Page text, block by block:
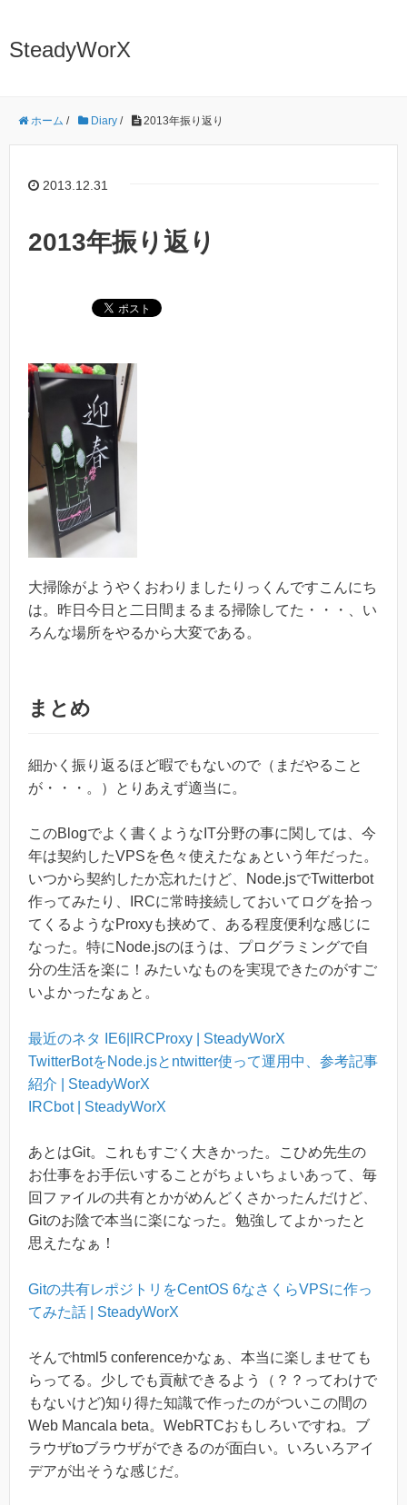
SteadyWorX
ホーム / Diary / 2013年振り返り
2013.12.31
2013年振り返り
大掃除がようやくおわりましたりっくんですこんにち
は。昨日今日と二日間まるまる掃除してた・・・、い
ろんな場所をやるから大変である。
まとめ
細かく振り返るほど暇でもないので（まだやること
が・・・。）とりあえず適当に。
このBlogでよく書くようなIT分野の事に関しては、今
年は契約したVPSを色々使えたなぁという年だった。
いつから契約したか忘れたけど、Node.jsでTwitterbot
作ってみたり、IRCに常時接続しておいてログを拾っ
てくるようなProxyも挟めて、ある程度便利な感じに
なった。特にNode.jsのほうは、プログラミングで自
分の生活を楽に！みたいなものを実現できたのがすご
いよかったなぁと。
最近のネタ IE6|IRCProxy | SteadyWorX
TwitterBotをNode.jsとntwitter使って運用中、参考記事
紹介 | SteadyWorX
IRCbot | SteadyWorX
あとはGit。これもすごく大きかった。こひめ先生の
お仕事をお手伝いすることがちょいちょいあって、毎
回ファイルの共有とかがめんどくさかったんだけど、
Gitのお陰で本当に楽になった。勉強してよかったと
思えたなぁ！
Gitの共有レポジトリをCentOS 6なさくらVPSに作っ
てみた話 | SteadyWorX
そんでhtml5 conferenceかなぁ、本当に楽しませても
らってる。少しでも貢献できるよう（？？ってわけで
もないけど)知り得た知識で作ったのがついこの間の
Web Mancala beta。WebRTCおもしろいですね。ブ
ラウザtoブラウザができるのが面白い。いろいろアイ
デアが出そうな感じだ。